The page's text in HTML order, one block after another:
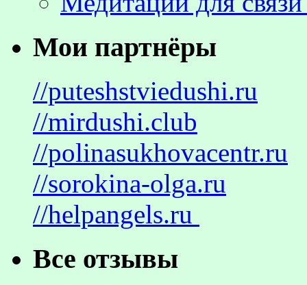
Мои партнёры
//puteshstviedushi.ru
//mirdushi.club
//polinasukhovacentr.ru
//sorokina-olga.ru
//helpangels.ru
Все отзывы